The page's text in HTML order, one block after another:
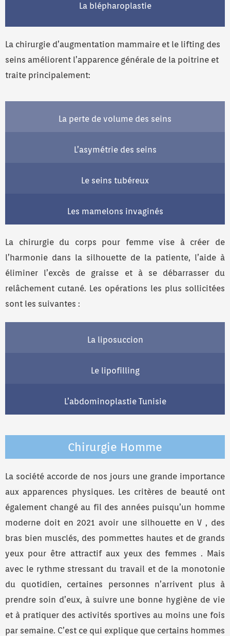
La blépharoplastie
La chirurgie d’augmentation mammaire et le lifting des
seins améliorent l’apparence générale de la poitrine et
traite principalement:
La perte de volume des seins
L’asymétrie des seins
Le seins tubéreux
Les mamelons invaginés
La chirurgie du corps pour femme vise à créer de
l’harmonie dans la silhouette de la patiente, l’aide à
éliminer l’excès de graisse et à se débarrasser du
relâchement cutané. Les opérations les plus sollicitées
sont les suivantes :
La liposuccion
Le lipofilling
L’abdominoplastie Tunisie
Chirurgie Homme
La société accorde de nos jours une grande importance
aux apparences physiques. Les critères de beauté ont
également changé au fil des années puisqu’un homme
moderne doit en 2021 avoir une silhouette en V , des
bras bien musclés, des pommettes hautes et de grands
yeux pour être attractif aux yeux des femmes . Mais
avec le rythme stressant du travail et de la monotonie
du quotidien, certaines personnes n’arrivent plus à
prendre soin d’eux, à suivre une bonne hygiène de vie
et à pratiquer des activités sportives au moins une fois
par semaine. C’est ce qui explique que certains hommes